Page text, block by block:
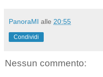
PanoraMI alle 20:55
Condividi
Nessun commento: